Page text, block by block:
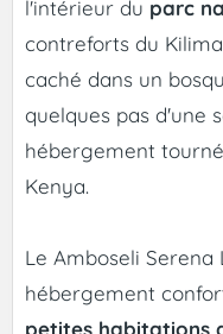
l'intérieur du parc
contreforts du
caché dans un
quelques pas d'une
hébergement
Kenya.
Le Amboseli
hébergement
petites habitations